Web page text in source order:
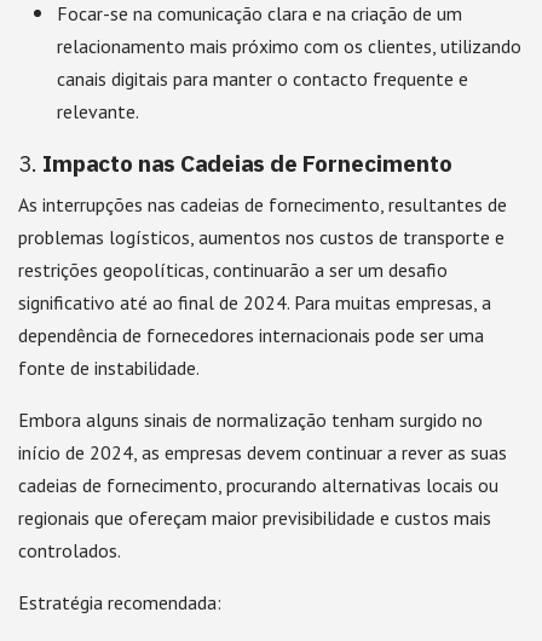
Focar-se na comunicação clara e na criação de um
relacionamento mais próximo com os clientes, utilizando
canais digitais para manter o contacto frequente e
relevante.
3. Impacto nas Cadeias de Fornecimento
As interrupções nas cadeias de fornecimento, resultantes de
problemas logísticos, aumentos nos custos de transporte e
restrições geopolíticas, continuarão a ser um desafio
significativo até ao final de 2024. Para muitas empresas, a
dependência de fornecedores internacionais pode ser uma
fonte de instabilidade.
Embora alguns sinais de normalização tenham surgido no
início de 2024, as empresas devem continuar a rever as suas
cadeias de fornecimento, procurando alternativas locais ou
regionais que ofereçam maior previsibilidade e custos mais
controlados.
Estratégia recomendada: